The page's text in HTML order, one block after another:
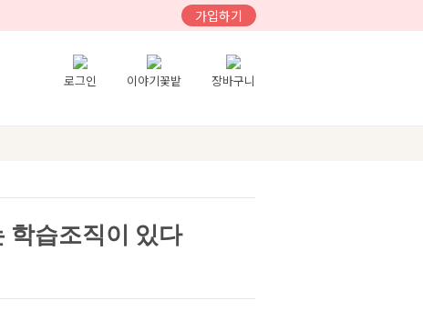
가입하기
로그인 이야기꽃밭 장바구니
학습조직이 있다